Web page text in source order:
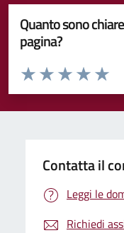
Quanto sono
pagina?
Valuta da 1 a 5 stelle la
Valuta 4
Valuta 3
Valuta 2 stelle su
Valuta 1 stelle su 5
Contatta il
Leggi le
Richiedi